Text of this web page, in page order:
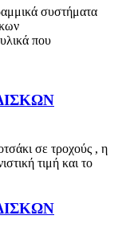
συστήματα
που
σε τροχούς , η
τιμή και το